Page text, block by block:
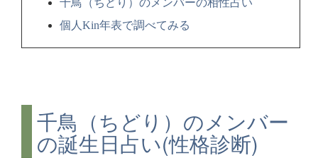
千鳥（ちどり）のメンバーの相性占い
個人Kin年表で調べてみる
千鳥（ちどり）のメンバー
の誕生日占い(性格診断)